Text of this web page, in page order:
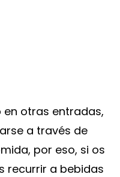
otras entradas,
a través de
por eso, si os
recurrir a bebidas